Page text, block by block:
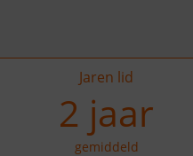
Jaren lid
2 jaar
gemiddeld